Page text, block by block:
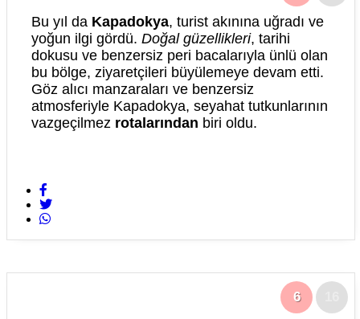
Bu yıl da Kapadokya, turist akınına uğradı ve
yoğun ilgi gördü. Doğal güzellikleri, tarihi
dokusu ve benzersiz peri bacalarıyla ünlü olan
bu bölge, ziyaretçileri büyülemeye devam etti.
Göz alıcı manzaraları ve benzersiz
atmosferiyle Kapadokya, seyahat tutkunlarının
vazgeçilmez rotalarından biri oldu.
6